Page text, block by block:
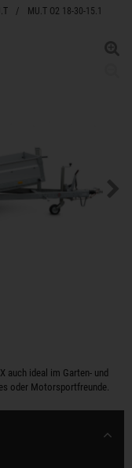
MU.T O2 18-30-15.1
auch ideal im Garten- und
oder Motorsportfreunde.